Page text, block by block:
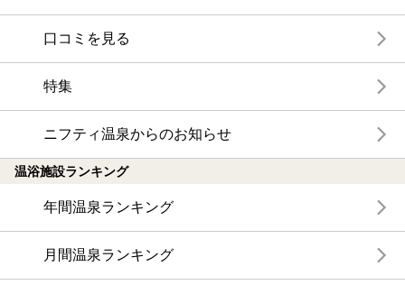
口コミを見る
特集
ニフティ温泉からのお知らせ
温浴施設ランキング
年間温泉ランキング
月間温泉ランキング